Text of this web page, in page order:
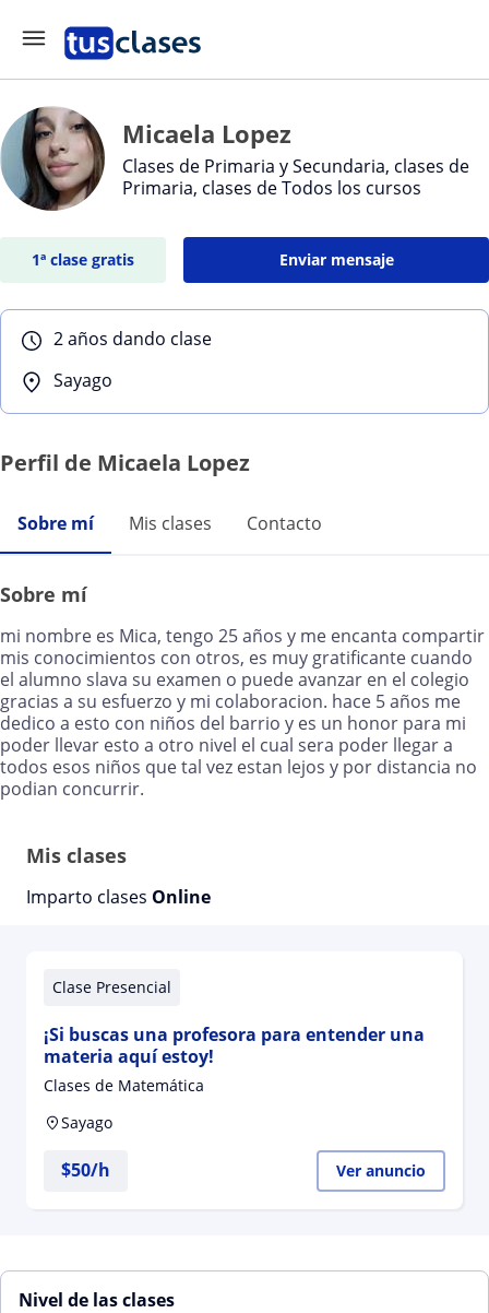
Micaela Lopez
Clases de Primaria y Secundaria, clases de
Primaria, clases de Todos los cursos
1ª clase gratis Enviar mensaje
2 años dando clase
Sayago
Perfil de Micaela Lopez
Sobre mí Mis clases Contacto
Sobre mí
mi nombre es Mica, tengo 25 años y me encanta compartir
mis conocimientos con otros, es muy gratificante cuando
el alumno slava su examen o puede avanzar en el colegio
gracias a su esfuerzo y mi colaboracion. hace 5 años me
dedico a esto con niños del barrio y es un honor para mi
poder llevar esto a otro nivel el cual sera poder llegar a
todos esos niños que tal vez estan lejos y por distancia no
podian concurrir.
Mis clases
Imparto clases Online
Clase Presencial
¡Si buscas una profesora para entender una
materia aquí estoy!
Clases de Matemática
Sayago
$50/h Ver anuncio
Nivel de las clases